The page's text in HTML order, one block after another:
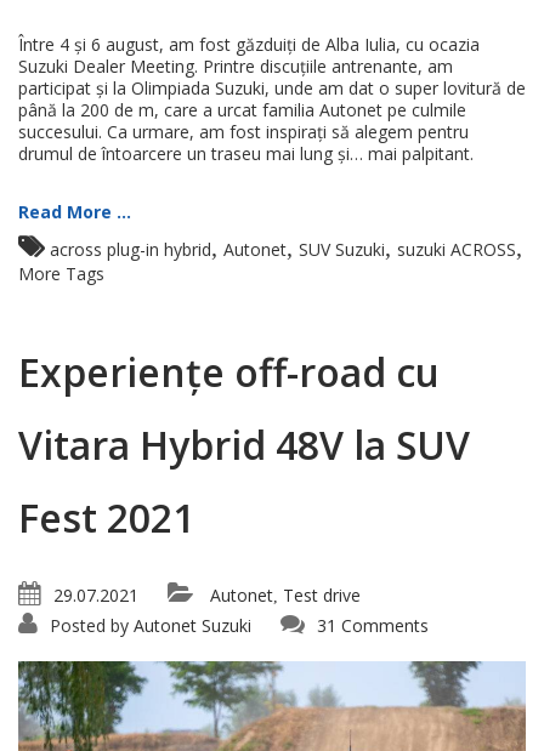
Între 4 și 6 august, am fost găzduiți de Alba Iulia, cu ocazia
Suzuki Dealer Meeting. Printre discuțiile antrenante, am
participat și la Olimpiada Suzuki, unde am dat o super lovitură de
până la 200 de m, care a urcat familia Autonet pe culmile
succesului. Ca urmare, am fost inspirați să alegem pentru
drumul de întoarcere un traseu mai lung și… mai palpitant.
Read More ...
across plug-in hybrid, Autonet, SUV Suzuki, suzuki ACROSS,
More Tags
Experiențe off-road cu
Vitara Hybrid 48V la SUV
Fest 2021
29.07.2021 Autonet Test drive
Posted by Autonet Suzuki 31 Comments